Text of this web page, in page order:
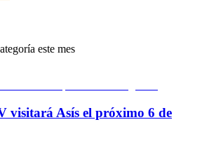
este mes
visitará Asís el próximo 6 de